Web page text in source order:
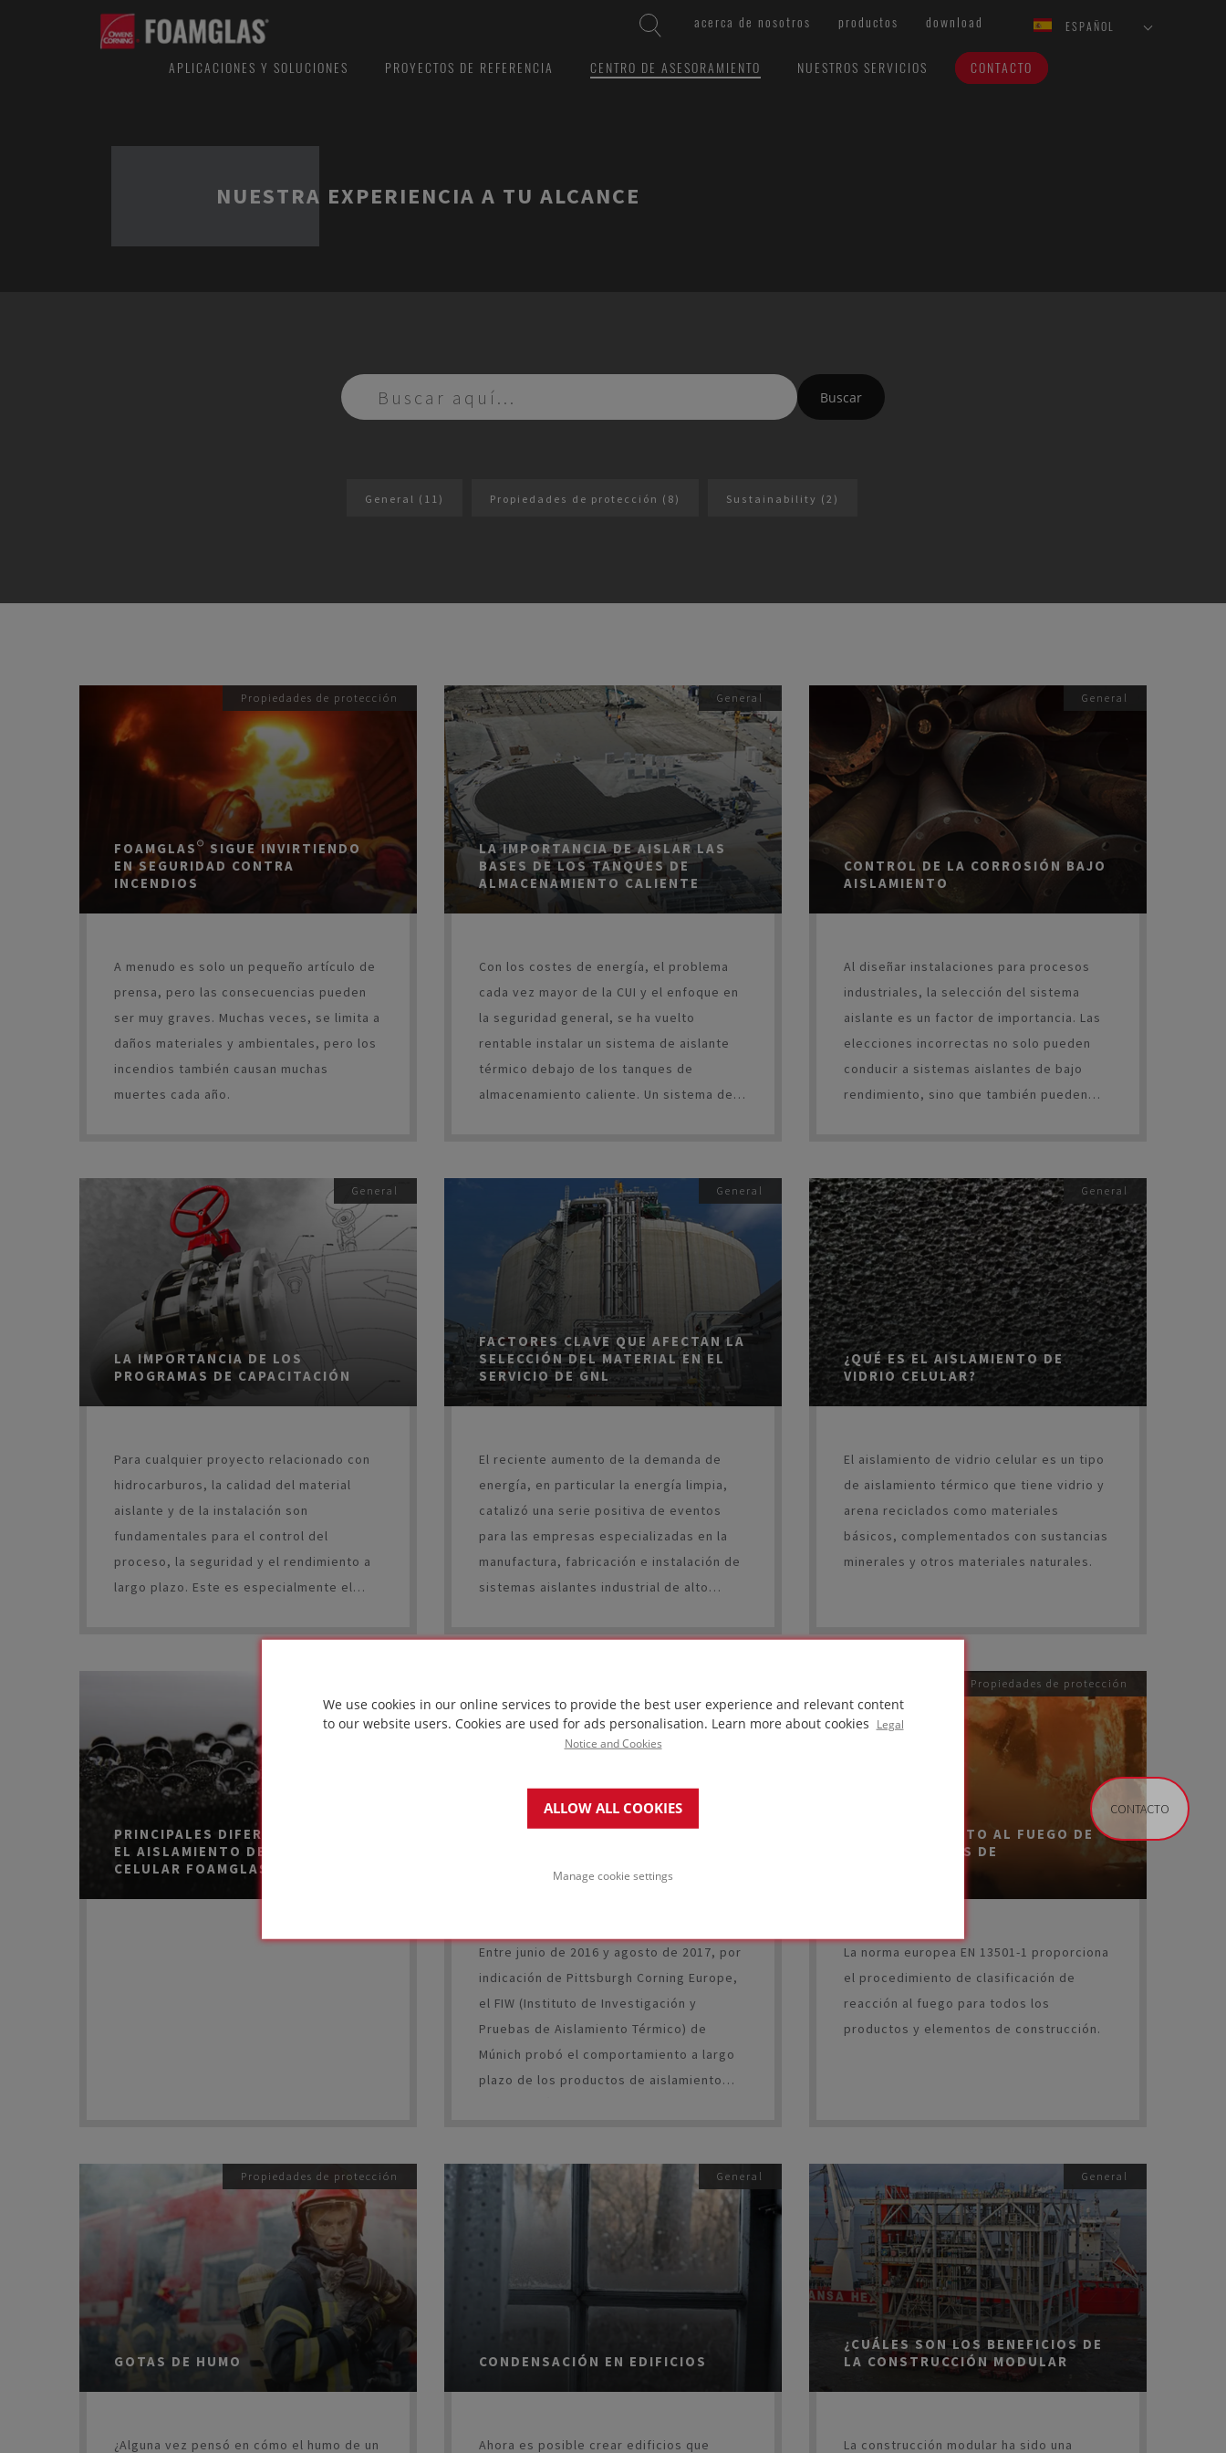
We use cookies in our online services to provide the best user experience and relevant content
to our website users. Cookies are used for ads personalisation. Learn more about cookies
Legal
Notice and Cookies
ALLOW ALL COOKIES
Manage cookie settings
acerca de nosotros productos download ESPAÑOL
APLICACIONES Y SOLUCIONES PROYECTOS DE REFERENCIA CENTRO DE ASESORAMIENTO NUESTROS SERVICIOS CONTACTO
NUESTRA EXPERIENCIA A TU ALCANCE
Buscar
General (11) Propiedades de protección (8) Sustainability (2)
Propiedades de protección
FOAMGLAS® SIGUE INVIRTIENDO
EN SEGURIDAD CONTRA
INCENDIOS
A menudo es solo un pequeño artículo de
prensa, pero las consecuencias pueden
ser muy graves. Muchas veces, se limita a
daños materiales y ambientales, pero los
incendios también causan muchas
muertes cada año.
General
LA IMPORTANCIA DE AISLAR LAS
BASES DE LOS TANQUES DE
ALMACENAMIENTO CALIENTE
Con los costes de energía, el problema
cada vez mayor de la CUI y el enfoque en
la seguridad general, se ha vuelto
rentable instalar un sistema de aislante
térmico debajo de los tanques de
almacenamiento caliente. Un sistema de
seguridad para los trabajadores, una vida
útil del tanque más prolongada y un
período de amortización relativamente
corto.
General
CONTROL DE LA CORROSIÓN BAJO
AISLAMIENTO
Al diseñar instalaciones para procesos
industriales, la selección del sistema
aislante es un factor de importancia. Las
elecciones incorrectas no solo pueden
conducir a sistemas aislantes de bajo
rendimiento, sino que también pueden
General
LA IMPORTANCIA DE LOS
PROGRAMAS DE CAPACITACIÓN
Para cualquier proyecto relacionado con
hidrocarburos, la calidad del material
aislante y de la instalación son
fundamentales para el control del
proceso, la seguridad y el rendimiento a
largo plazo. Este es especialmente el
de GNL. Cuando el ingeniero, el
aislante trabajan juntos para crear un
programa de capacitación positivo, todos
se esfuerzan más por hacer las cosas
bien y los resultados pueden ser
General
FACTORES CLAVE QUE AFECTAN LA
SELECCIÓN DEL MATERIAL EN EL
SERVICIO DE GNL
El reciente aumento de la demanda de
energía, en particular la energía limpia,
catalizó una serie positiva de eventos
para las empresas especializadas en la
manufactura, fabricación e instalación de
sistemas aislantes industrial de alto
requerido para proteger las importantes
General
¿QUÉ ES EL AISLAMIENTO DE
VIDRIO CELULAR?
El aislamiento de vidrio celular es un tipo
de aislamiento térmico que tiene vidrio y
arena reciclados como materiales
básicos, complementados con sustancias
minerales y otros materiales naturales.
PRINCIPALES DIFERENCIAS ENTRE
EL AISLAMIENTO DE VIDRIO
CELULAR FOAMGLAS®
AISLAMIENTO FOAMGLAS®:
LARGO DEL TIEMPO
Entre junio de 2016 y agosto de 2017, por
indicación de Pittsburgh Corning Europe,
el FIW (Instituto de Investigación y
Pruebas de Aislamiento Térmico) de
Múnich probó el comportamiento a largo
plazo de los productos de aislamiento
diferentes países europeos. En cada uno
de los casos examinados, se encontró
que el aislamiento FOAMGLAS® había
conservado sus cualidades térmicas
originales y su estabilidad.
Propiedades de protección
COMPORTAMIENTO AL FUEGO DE
LOS MATERIALES DE
La norma europea EN 13501-1 proporciona
el procedimiento de clasificación de
reacción al fuego para todos los
productos y elementos de construcción.
Propiedades de protección
GOTAS DE HUMO
¿Alguna vez pensó en cómo el humo de un
General
CONDENSACIÓN EN EDIFICIOS
Ahora es posible crear edificios que
General
¿CUÁLES SON LOS BENEFICIOS DE
LA CONSTRUCCIÓN MODULAR
La construcción modular ha sido una
CONTACTO